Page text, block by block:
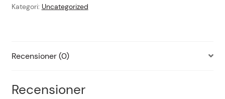
ALU
Kategori: Uncategorized
Recensioner (0)
Recensioner